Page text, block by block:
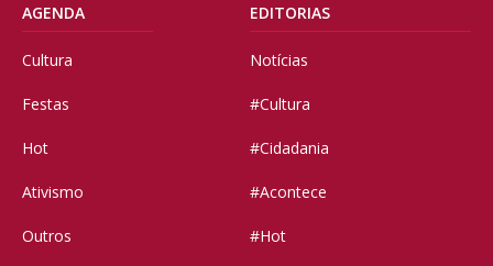
AGENDA
Cultura
Festas
Hot
Ativismo
Outros
EDITORIAS
Notícias
#Cultura
#Cidadania
#Acontece
#Hot